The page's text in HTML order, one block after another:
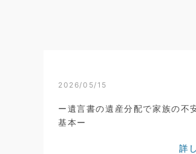
2026/05/15
ー遺言書の遺産分配で家族の不
基本ー
詳